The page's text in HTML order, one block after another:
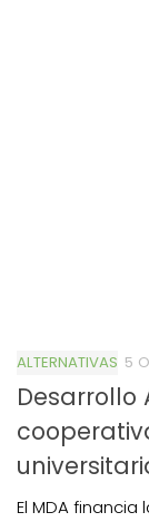
ALTERNATIVAS 5
Desarrollo
El MDA